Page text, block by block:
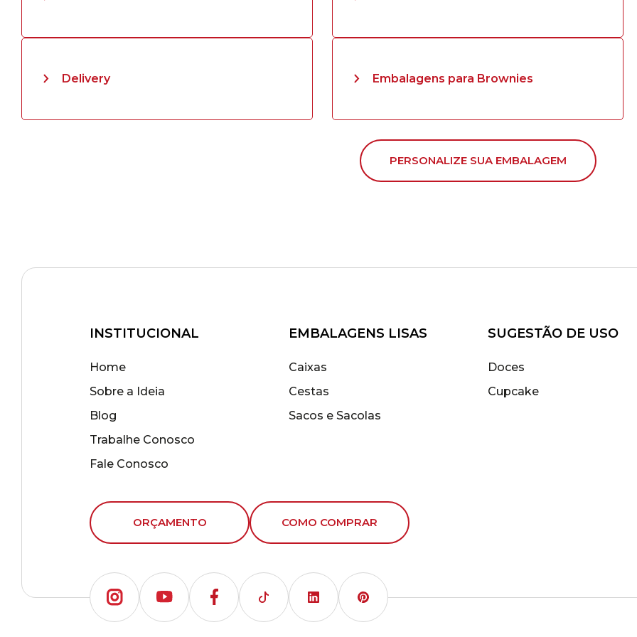
Delivery Embalagens para Brownies
PERSONALIZE SUA EMBALAGEM
INSTITUCIONAL
Home
Sobre a Ideia
Blog
Trabalhe Conosco
Fale Conosco
EMBALAGENS LISAS
Caixas
Cestas
Sacos e Sacolas
SUGESTÃO DE USO
Doces
Cupcake
ORÇAMENTO COMO COMPRAR